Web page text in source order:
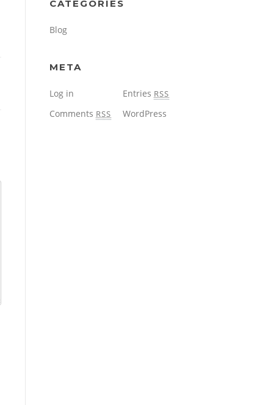
CATEGORIES
Blog
META
Log in Entries RSS
Comments RSS WordPress